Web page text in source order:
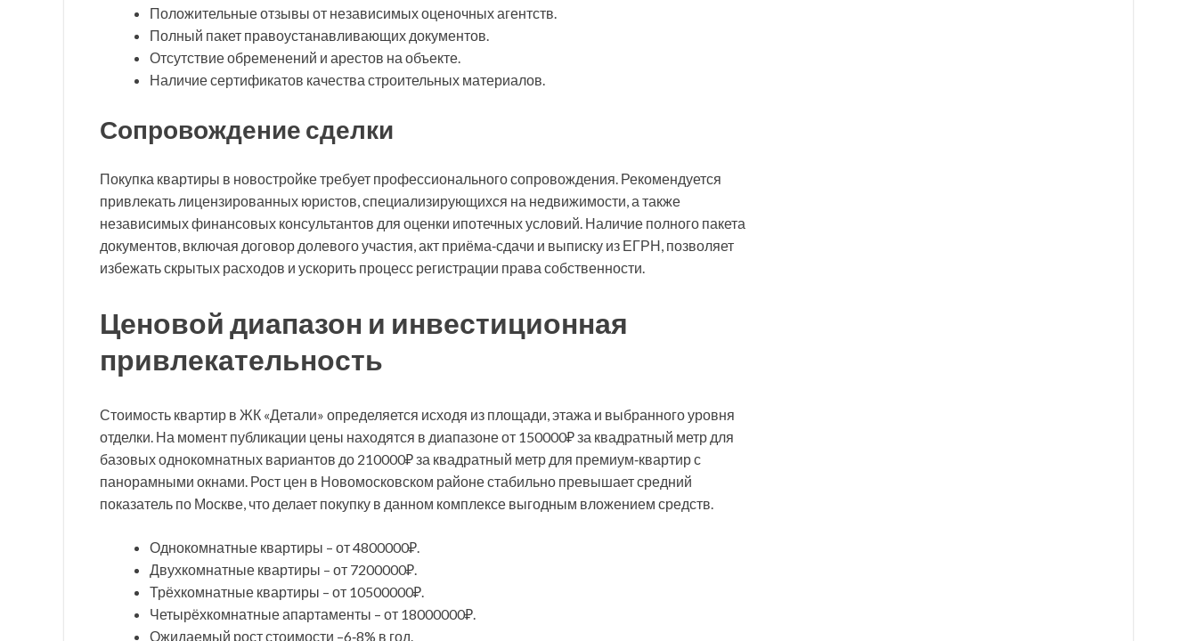
Положительные отзывы от независимых оценочных агентств.
Полный пакет правоустанавливающих документов.
Отсутствие обременений и арестов на объекте.
Наличие сертификатов качества строительных материалов.
Сопровождение сделки
Покупка квартиры в новостройке требует профессионального сопровождения. Рекомендуется
привлекать лицензированных юристов, специализирующихся на недвижимости, а также
независимых финансовых консультантов для оценки ипотечных условий. Наличие полного пакета
документов, включая договор долевого участия, акт приёма‑сдачи и выписку из ЕГРН, позволяет
избежать скрытых расходов и ускорить процесс регистрации права собственности.
Ценовой диапазон и инвестиционная
привлекательность
Стоимость квартир в ЖК «Детали» определяется исходя из площади, этажа и выбранного уровня
отделки. На момент публикации цены находятся в диапазоне от 150000₽ за квадратный метр для
базовых однокомнатных вариантов до 210000₽ за квадратный метр для премиум‑квартир с
панорамными окнами. Рост цен в Новомосковском районе стабильно превышает средний
показатель по Москве, что делает покупку в данном комплексе выгодным вложением средств.
Однокомнатные квартиры – от 4800000₽.
Двухкомнатные квартиры – от 7200000₽.
Трёхкомнатные квартиры – от 10500000₽.
Четырёхкомнатные апартаменты – от 18000000₽.
Ожидаемый рост стоимости –6‑8% в год.